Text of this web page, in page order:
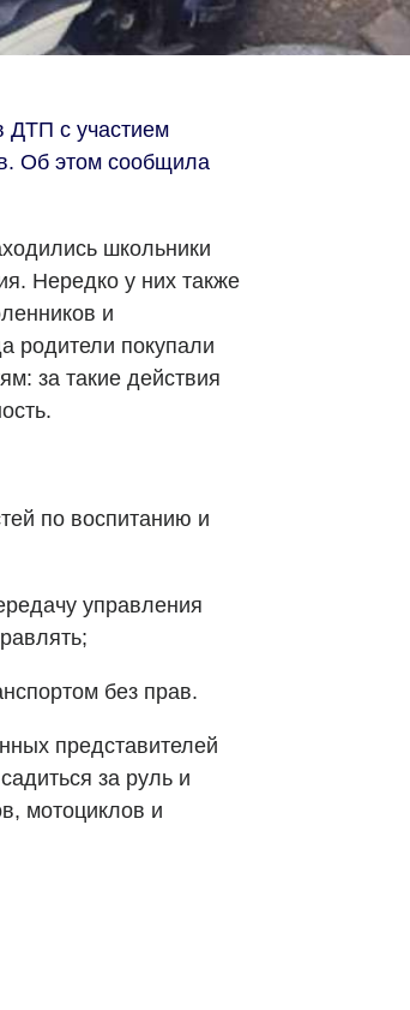
ДТП с участием
Об этом сообщила
школьники
Нередко у них также
и
родители покупали
за такие действия
по воспитанию и
управления
без прав.
представителей
за руль и
мотоциклов и